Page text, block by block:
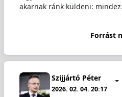
akarnak ránk küldeni:
Forrást
Szijjártó Péter
2026. 02. 04. 20:17